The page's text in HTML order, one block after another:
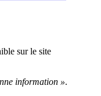
sur le site
information ».